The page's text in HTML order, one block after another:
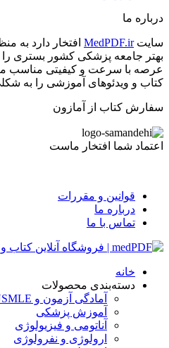
درباره ما
سایتMedPDF.ir افتخار دارد به
بهتر جامعه پزشکی کشور بستری را
عرصه با سرعت و کیفیتی مناسب
کتاب و ویدئوهای آموزشی را به
سفارش کتاب از آمازون
اعتماد شما افتخار ماست
قوانین و مقررات
درباره ما
تماس با ما
خانه
دسته‌بندی محصولات
آمادگی آزمون و USMLE
آموزش پزشکی
آناتومی و فیزیولوژی
ارولوژی و نفرولوژی